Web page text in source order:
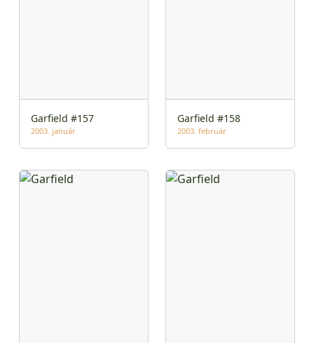
Garfield #157
2003. január
Garfield #158
2003. február